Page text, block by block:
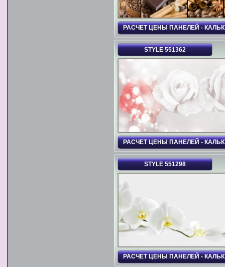
РАСЧЕТ ЦЕНЫ ПАНЕЛЕЙ -
STYLE 551362
РАСЧЕТ ЦЕНЫ ПАНЕЛЕЙ -
STYLE 551298
РАСЧЕТ ЦЕНЫ ПАНЕЛЕЙ -